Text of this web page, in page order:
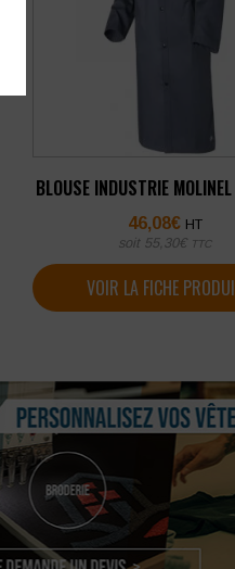
BLOUSE INDUSTRIE
46,08€ HT
soit 55,30€ TTC
VOIR LA FICHE